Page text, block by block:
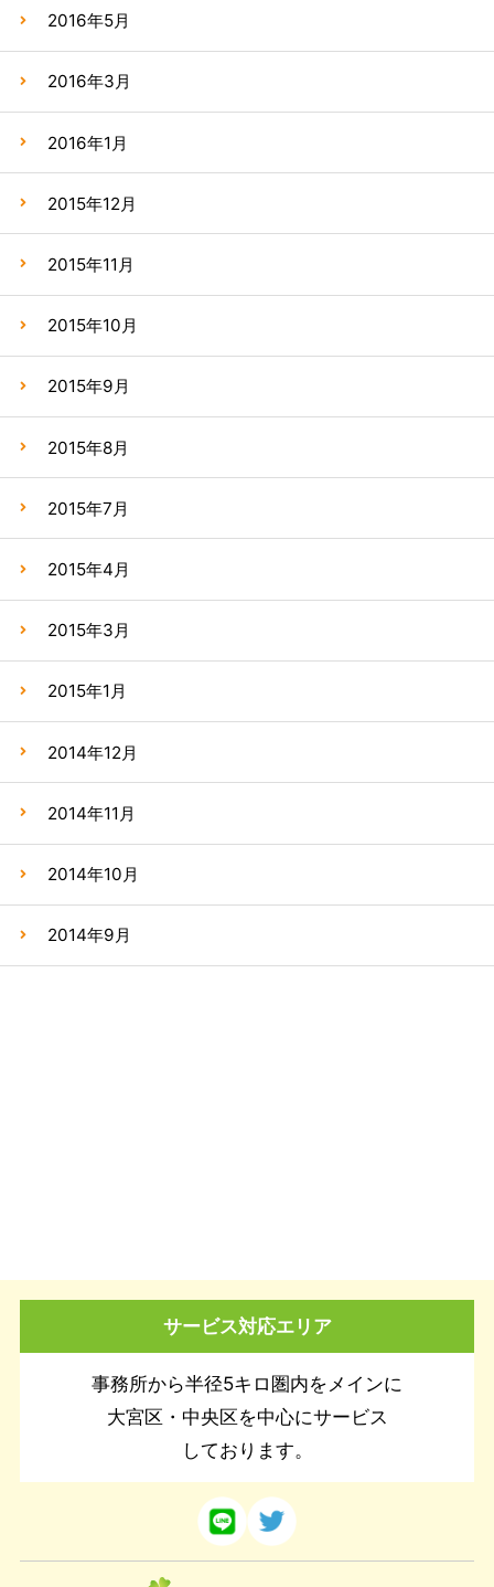
2016年5月
2016年3月
2016年1月
2015年12月
2015年11月
2015年10月
2015年9月
2015年8月
2015年7月
2015年4月
2015年3月
2015年1月
2014年12月
2014年11月
2014年10月
2014年9月
サービス対応エリア
事務所から半径5キロ圏内をメインに
大宮区・中央区を中心にサービス
しております。